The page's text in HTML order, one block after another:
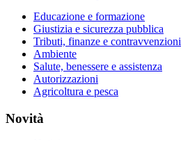
Educazione e formazione
Giustizia e sicurezza pubblica
Tributi, finanze e contravvenzioni
Ambiente
Salute, benessere e assistenza
Autorizzazioni
Agricoltura e pesca
Novità